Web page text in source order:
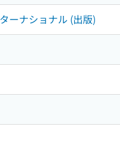
ーナショナル (出版)